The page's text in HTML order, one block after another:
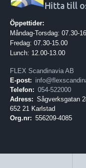
Hitta till
Öppettider:
Måndag-Torsdag: 07.30-
Fredag: 07.30-15.00
Lunch: 12.00-13.00
FLEX Scandinavia AB
E-post:
Telefon: 054-522000
Adress: Sågverksgatan
652 21 Karlstad
Org.nr: 556209-4085